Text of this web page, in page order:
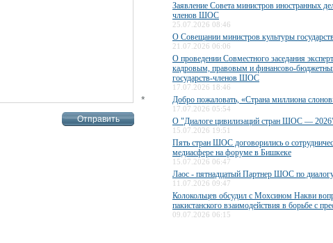
*
Заявление Совета министров иностранных
членов ШОС
25.07.2026 08:46
О Совещании министров культуры
21.07.2026 06:06
О проведении Совместного заседания
кадровым, правовым и финансово-
государств-членов ШОС
17.07.2026 18:46
Добро пожаловать, «Страна миллиона
17.07.2026 05:54
О "Диалоге цивилизаций стран ШОС —
15.07.2026 19:51
Пять стран ШОС договорились о
медиасфере на форуме в Бишкеке
15.07.2026 06:47
Лаос - пятнадцатый Партнер ШОС по
11.07.2026 09:47
Колокольцев обсудил с Мохсином Накви
пакистанского взаимодействия в борьбе с
09.07.2026 06:15